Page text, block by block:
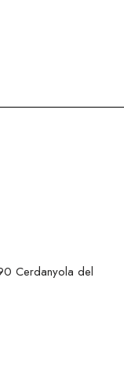
Cerdanyola del